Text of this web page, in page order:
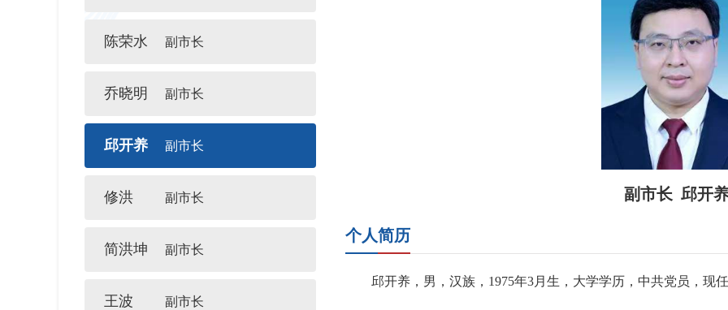
陈荣水 副市长
乔晓明 副市长
邱开养 副市长
修洪 副市长
简洪坤 副市长
王波 副市长
副市长 邱开
个人简历
邱开养，男，汉族，1975年3月生，大学学历，中共党员，现